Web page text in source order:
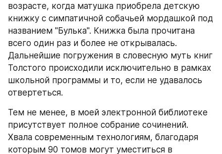
возрасте, когда матушка приобрела детскую
книжку с симпатичной собачьей мордашкой под
названием "Булька". Книжка была прочитана
всего один раз и более не открывалась.
Дальнейшие погружения в словесную муть книг
Толстого происходили исключительно в рамках
школьной программы и то, если не удавалось
отвертеться.
Тем не менее, в моей электронной библиотеке
присутствует полное собрание сочинений.
Хвала современным технологиям, благодаря
которым 90 томов могут уместиться в